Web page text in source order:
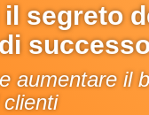
segreto
aumentare il